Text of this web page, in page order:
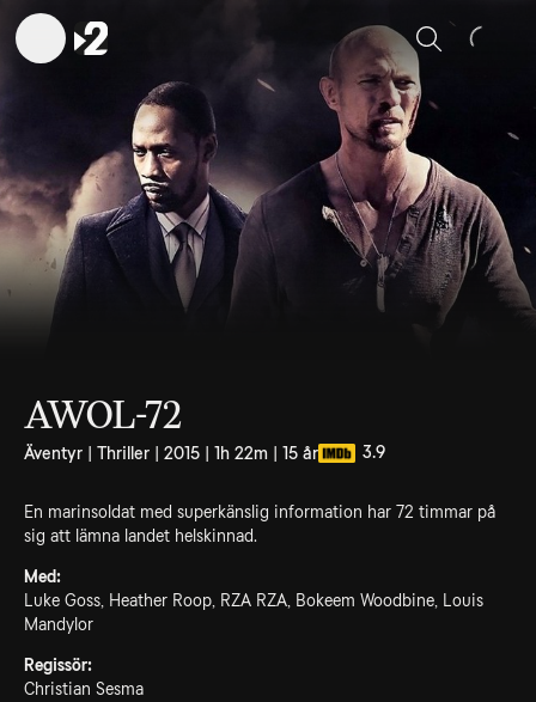
Sök
AWOL-72
Äventyr | Thriller | 2015 | 1h 22m | 15 år 3.9
En marinsoldat med superkänslig information har 72 timmar på
sig att lämna landet helskinnad.
Med:
Luke Goss, Heather Roop, RZA RZA, Bokeem Woodbine, Louis
Mandylor
Regissör:
Christian Sesma